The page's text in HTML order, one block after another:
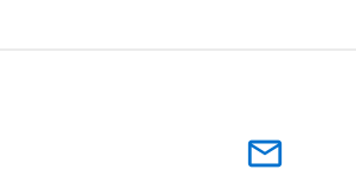
mail_outline